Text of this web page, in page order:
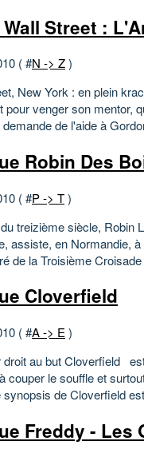
Street :
( #N -> Z)
New York : en plein
pour venger son mentor,
de l'aide à
Robin Des
( #P -> T)
treizième siècle, Robin
assiste, en Normandie,
de la Troisième
Cloverfield
( #A -> E )
droit au but Cloverfield
couper le souffle et
synopsis de Cloverfield
Freddy - Les